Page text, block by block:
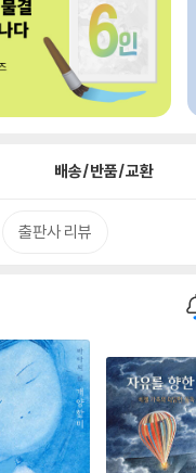
배송/반품/교환
출판사 리뷰